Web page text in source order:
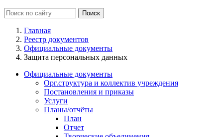
Главная
Реестр документов
Официальные документы
Защита персональных данных
Официальные документы
Орг.структура и коллектив учреждения
Постановления и приказы
Услуги
Планы/отчёты
План
Отчет